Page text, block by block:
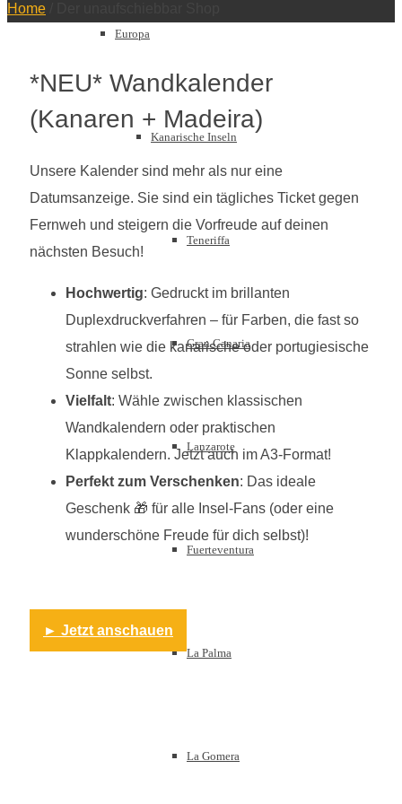
Europa
Kanarische Inseln
Teneriffa
Gran Canaria
Lanzarote
Fuerteventura
La Palma
La Gomera
Home
*NEU* Wandkalender
(Kanaren + Madeira)
Unsere Kalender sind mehr als nur eine
Datumsanzeige. Sie sind ein tägliches Ticket gegen
Fernweh und steigern die Vorfreude auf deinen
nächsten Besuch!
Hochwertig: Gedruckt im brillanten
Duplexdruckverfahren – für Farben, die fast so
strahlen wie die kanarische oder portugiesische
Sonne selbst.
Vielfalt: Wähle zwischen klassischen
Wandkalendern oder praktischen
Klappkalendern. Jetzt auch im A3-Format!
Perfekt zum Verschenken: Das ideale
Geschenk 🎁 für alle Insel-Fans (oder eine
wunderschöne Freude für dich selbst)!
► Jetzt anschauen